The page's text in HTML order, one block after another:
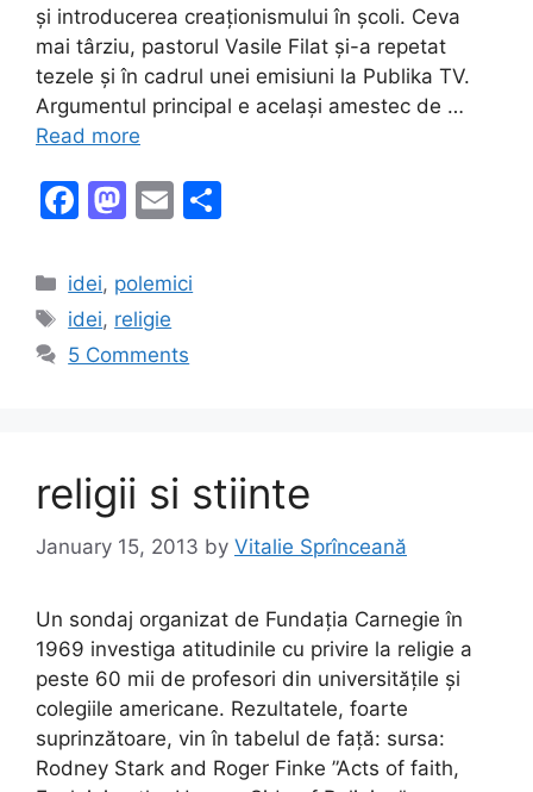
și introducerea creaționismului în școli. Ceva
mai târziu, pastorul Vasile Filat și-a repetat
tezele și în cadrul unei emisiuni la Publika TV.
Argumentul principal e același amestec de …
Read more
F
c
e
b
k
M
st
o
d
E
ai
Categories
idei, polemici
Tags
idei, religie
5 Comments
religii si stiinte
January 15, 2013 by Vitalie Sprînceană
Un sondaj organizat de Fundația Carnegie în
1969 investiga atitudinile cu privire la religie a
peste 60 mii de profesori din universitățile și
colegiile americane. Rezultatele, foarte
suprinzătoare, vin în tabelul de față: sursa:
Rodney Stark and Roger Finke ”Acts of faith,